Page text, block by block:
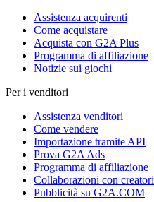
Assistenza acquirenti
Come acquistare
Acquista con G2A Plus
Programma di affiliazione
Notizie sui giochi
Per i venditori
Assistenza venditori
Come vendere
Importazione tramite API
Prova G2A Ads
Programma di affiliazione
Collaborazioni con creatori
Pubblicità su G2A.COM